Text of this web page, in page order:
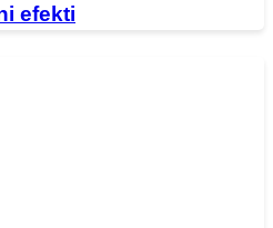
efekti